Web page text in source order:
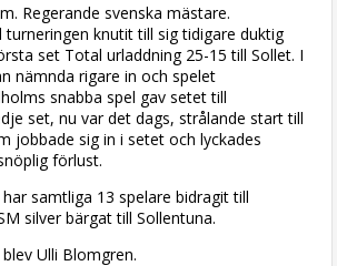
Regerande svenska mästare.
turneringen knutit till sig tidigare duktig
set Total urladdning 25-15 till Sollet. I
nämnda rigare in och spelet
snabba spel gav setet till
set, nu var det dags, strålande start till
jobbade sig in i setet och lyckades
förlust.
samtliga 13 spelare bidragit till
silver bärgat till Sollentuna.
Ulli Blomgren.